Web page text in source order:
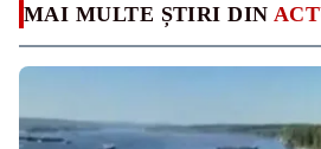
MAI MULTE ȘTIRI DIN